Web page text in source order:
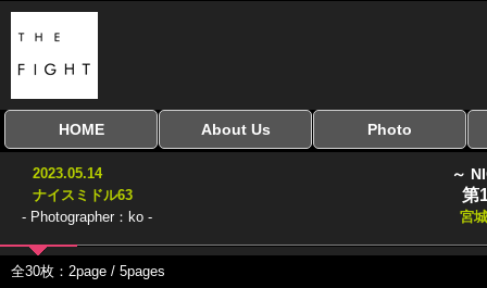
HOME
全興行を表示
ナイスミドル
アマチュアキック
協議会
全日本学生キック
建武館キッズ大会
Bigbang
おやじファイト
About Us Photo
2023.05.14
ナイスミドル63
- Photographer：ko -
～
第
宮
全30枚：2page / 5pages